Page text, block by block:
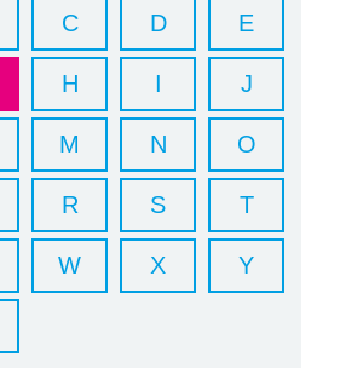
C D E
H I J
M N O
R S T
W X Y